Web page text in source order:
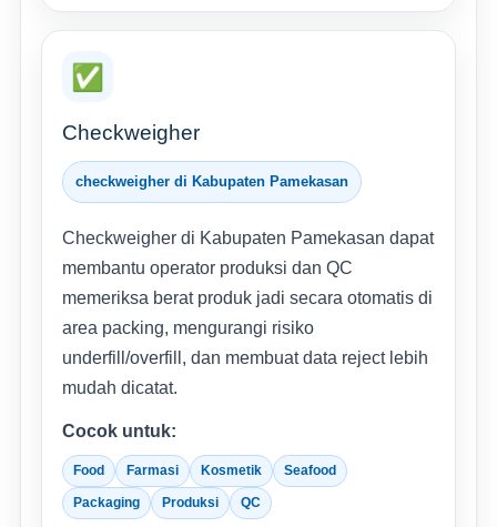
✅
Checkweigher
checkweigher di Kabupaten Pamekasan
Checkweigher di Kabupaten Pamekasan dapat
membantu operator produksi dan QC
memeriksa berat produk jadi secara otomatis di
area packing, mengurangi risiko
underfill/overfill, dan membuat data reject lebih
mudah dicatat.
Cocok untuk:
Food Farmasi Kosmetik Seafood
Packaging Produksi QC